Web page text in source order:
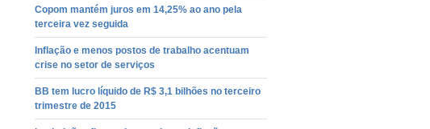
Copom mantém juros em 14,25% ao ano pela
terceira vez seguida
Inflação e menos postos de trabalho acentuam
crise no setor de serviços
BB tem lucro líquido de R$ 3,1 bilhões no terceiro
trimestre de 2015